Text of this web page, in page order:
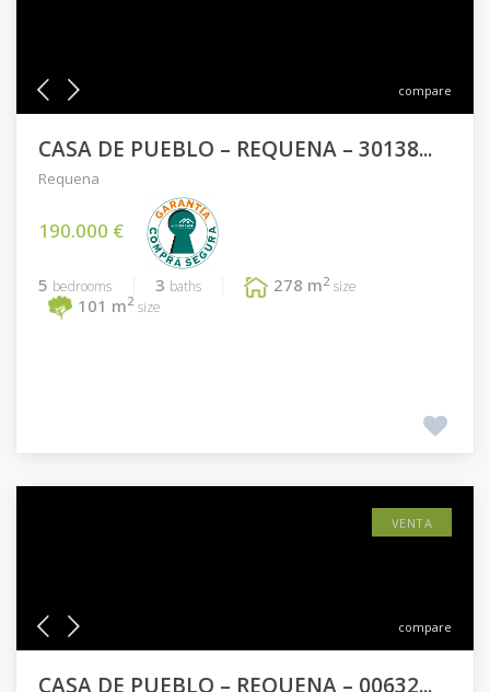
compare
CASA DE PUEBLO – REQUENA – 30138...
Requena
190.000 €
5 bedrooms 3 baths 278 m2 size
101 m2 size
compare
VENTA
CASA DE PUEBLO – REQUENA – 00632...